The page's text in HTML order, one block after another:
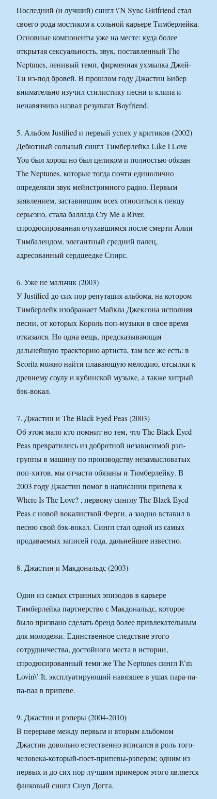
Последний (и лучший) сингл \’N Sync Girlfriend стал
своего рода мостиком к сольной карьере Тимберлейка.
Основные компоненты уже на месте: куда более
открытая сексуальность, звук, поставленный The
Neptunes, ленивый темп, фирменная ухмылка Джей-
Ти из-под бровей. В прошлом году Джастин Бибер
внимательно изучил стилистику песни и клипа и
ненавязчиво назвал результат Boyfriend.
5. Альбом Justified и первый успех у критиков (2002)
Дебютный сольный сингл Тимберлейка Like I Love
You был хорош но был целиком и полностью обязан
The Neptunes, которые тогда почти единолично
определяли звук мейнстримного радио. Первым
заявлением, заставившим всех относиться к певцу
серьезно, стала баллада Cry Me a River,
спродюсированная очухавшимся после смерти Алии
Тимбалендом, элегантный средний палец,
адресованный сердцеедке Спирс.
6. Уже не мальчик (2003)
У Justified до сих пор репутация альбома, на котором
Тимберлейк изображает Майкла Джексона исполняя
песни, от которых Король поп-музыки в свое время
отказался. Но одна вещь, предсказывающая
дальнейшую траекторию артиста, там все же есть: в
Seorita можно найти плавающую мелодию, отсылки к
древнему соулу и кубинской музыке, а также хитрый
бэк-вокал.
7. Джастин и The Black Eyed Peas (2003)
Об этом мало кто помнит но тем, что The Black Eyed
Peas превратились из добротной независимой рэп-
группы в машину по производству незамысловатых
поп-хитов, мы отчасти обязаны и Тимберлейку. В
2003 году Джастин помог в написании припева к
Where Is The Love? , первому синглу The Black Eyed
Peas с новой вокалисткой Ферги, а заодно вставил в
песню свой бэк-вокал. Сингл стал одной из самых
продаваемых записей года, дальнейшее известно.
8. Джастин и Макдональдс (2003)
Один из самых странных эпизодов в карьере
Тимберлейка партнерство с Макдональдс, которое
было призвано сделать бренд более привлекательным
для молодежи. Единственное следствие этого
сотрудничества, достойного места в истории,
спродюсированный теми же The Neptunes сингл I\’m
Lovin\’ It, эксплуатирующий навязшее в ушах пара-па-
па-паа в припеве.
9. Джастин и рэперы (2004-2010)
В перерыве между первым и вторым альбомом
Джастин довольно естественно вписался в роль того-
человека-который-поет-припевы-рэперам; одним из
первых и до сих пор лучшим примером этого является
фанковый сингл Снуп Догга.